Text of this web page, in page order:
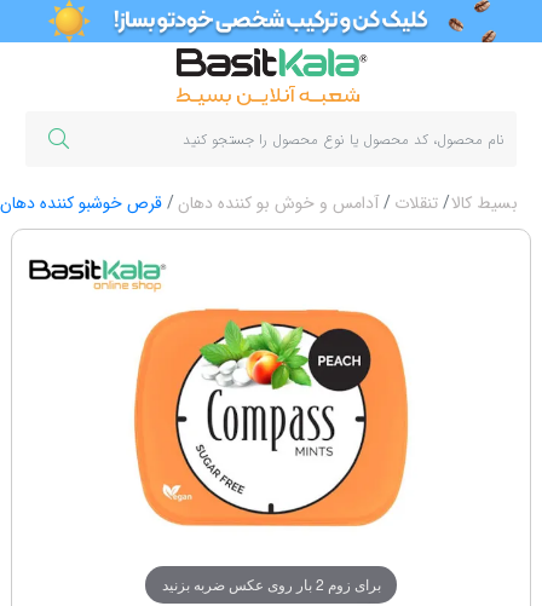
بسیط کالا تنقلات آدامس و خوش بو کننده دهان قرص خوشبو کننده دهان
برای زوم 2 بار روی عکس ضربه بزنید